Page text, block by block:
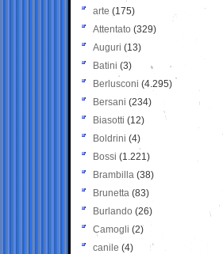
arte (175)
Attentato (329)
Auguri (13)
Batini (3)
Berlusconi (4.295)
Bersani (234)
Biasotti (12)
Boldrini (4)
Bossi (1.221)
Brambilla (38)
Brunetta (83)
Burlando (26)
Camogli (2)
canile (4)